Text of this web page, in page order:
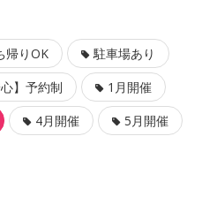
帰りOK
駐車場あり
心】予約制
1月開催
4月開催 5月開催